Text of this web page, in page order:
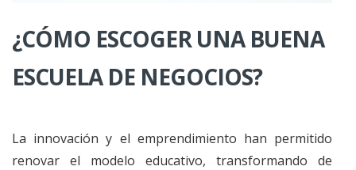
¿CÓMO ESCOGER UNA BUENA
ESCUELA DE NEGOCIOS?
La innovación y el emprendimiento han permitido
renovar el modelo educativo, transformando de